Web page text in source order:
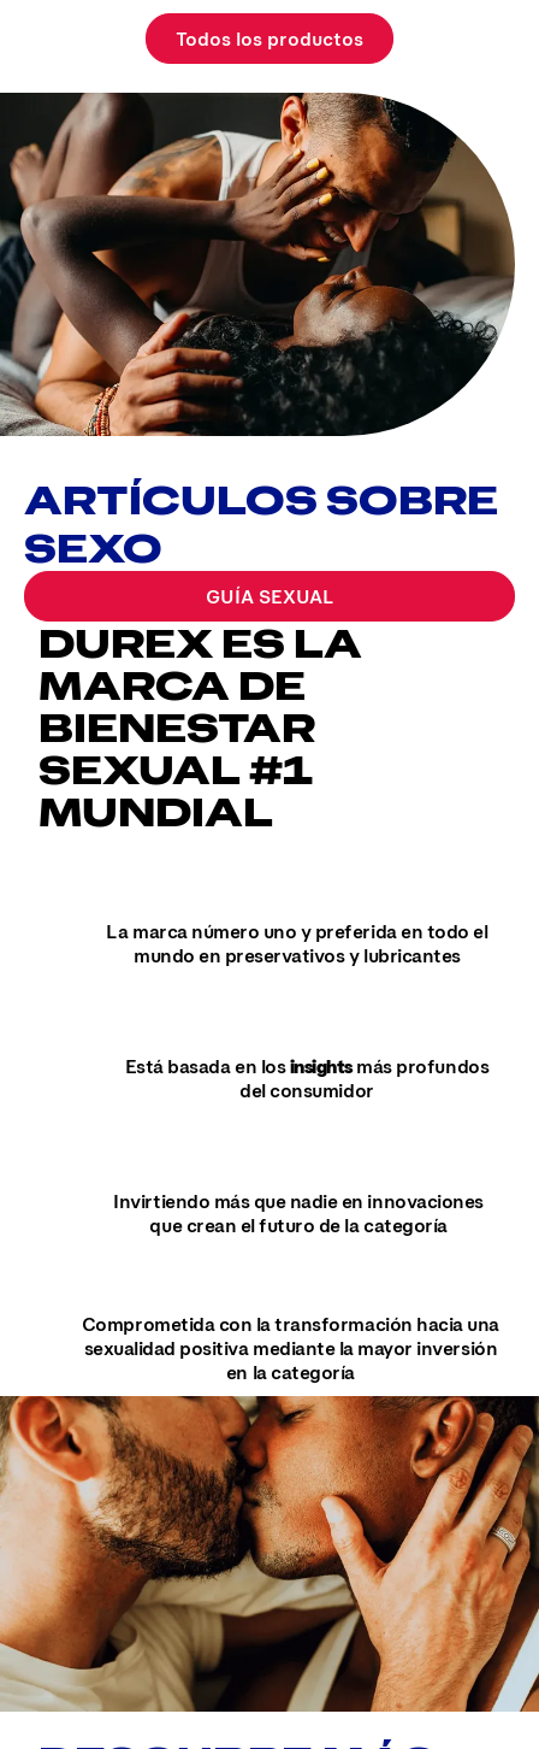
Todos los productos
ARTÍCULOS SOBRE
SEXO
GUÍA SEXUAL
DUREX ES LA
MARCA DE
BIENESTAR
SEXUAL #1
MUNDIAL
La marca número uno y preferida en todo el
mundo en preservativos y lubricantes
Está basada en losinsightsmás profundos
del consumidor
Invirtiendo más que nadie en innovaciones
que crean el futuro de la categoría
Comprometida con la transformación hacia una
sexualidad positiva mediante la mayor inversión
en la categoría